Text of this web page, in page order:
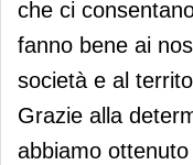
che ci
fanno bene ai
società e al
Grazie alla
abbiamo